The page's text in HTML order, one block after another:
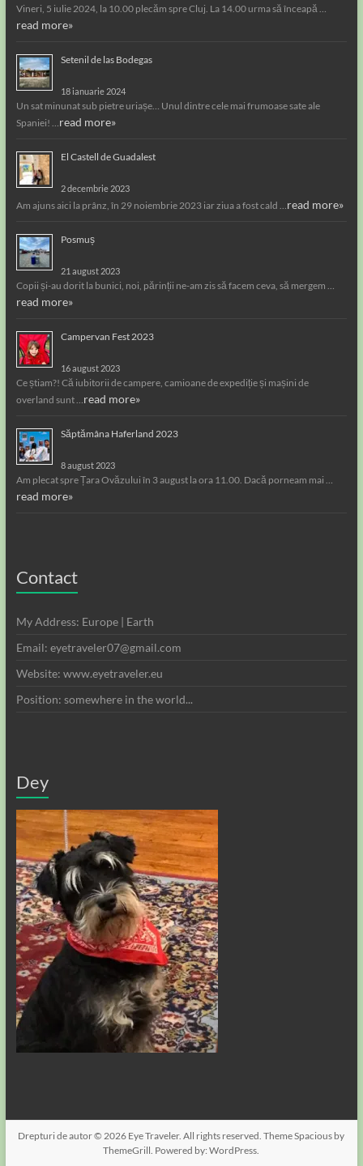
Vineri, 5 iulie 2024, la 10.00 plecăm spre Cluj. La 14.00 urma să înceapă …
read more»
Setenil de las Bodegas
18 ianuarie 2024
Un sat minunat sub pietre uriașe… Unul dintre cele mai frumoase sate ale
Spaniei! … read more»
El Castell de Guadalest
2 decembrie 2023
Am ajuns aici la prânz, în 29 noiembrie 2023 iar ziua a fost cald … read more»
Posmuș
21 august 2023
Copii și-au dorit la bunici, noi, părinții ne-am zis să facem ceva, să mergem …
read more»
Campervan Fest 2023
16 august 2023
Ce știam?! Că iubitorii de campere, camioane de expediție și mașini de
overland sunt … read more»
Săptămâna Haferland 2023
8 august 2023
Am plecat spre Țara Ovăzului în 3 august la ora 11.00. Dacă porneam mai …
read more»
Contact
My Address: Europe | Earth
Email: eyetraveler07@gmail.com
Website: www.eyetraveler.eu
Position: somewhere in the world...
Dey
Drepturi de autor © 2026 Eye Traveler. All rights reserved. ThemeSpacious by
ThemeGrill. Powered by:WordPress